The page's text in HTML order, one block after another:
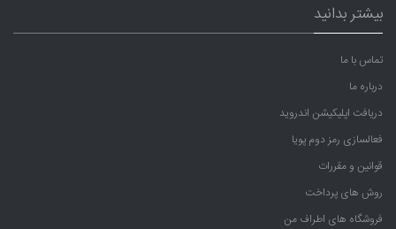
بیشتر بدانید
تماس با ما
درباره ما
دریافت اپلیکیشن اندروید
فعالسازی رمز دوم پویا
قوانین و مقررات
روش های پرداخت
فروشگاه های اطراف من